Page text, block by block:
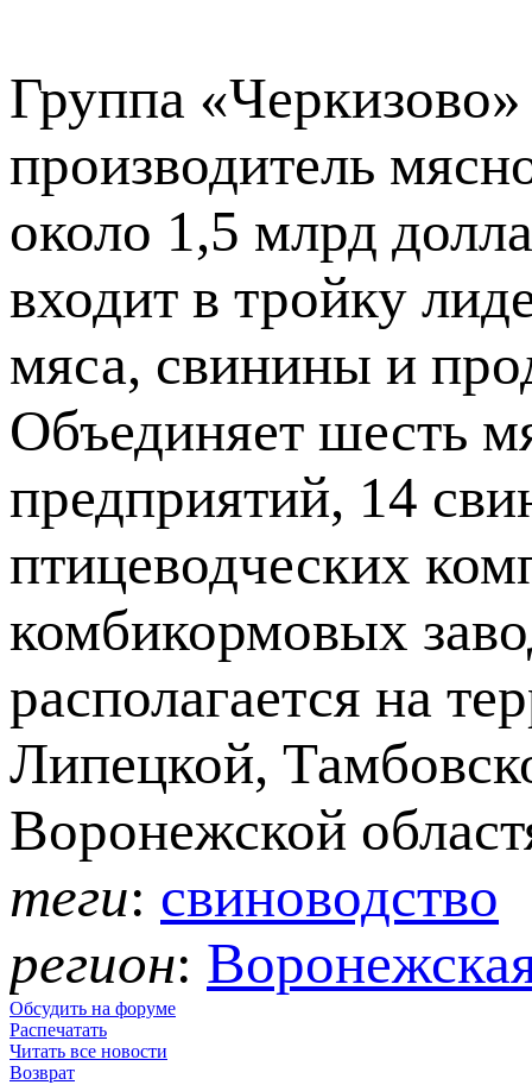
Группа
производитель
около 1,5 млрд
входит в тройку
мяса, свинины и
Объединяет шесть
предприятий, 14
птицеводческих
комбикормовых
располагается на
Липецкой,
Воронежской
теги: свиноводство
регион:
Обсудить на форуме
Распечатать
Читать все новости
Возврат